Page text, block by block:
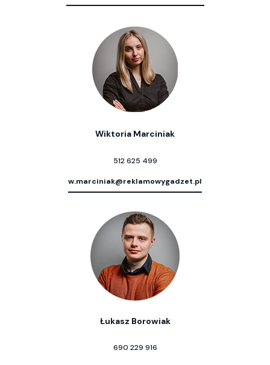
Wiktoria Marciniak
512 625 499
w.marciniak@reklamowygadzet.pl
Łukasz Borowiak
690 229 916